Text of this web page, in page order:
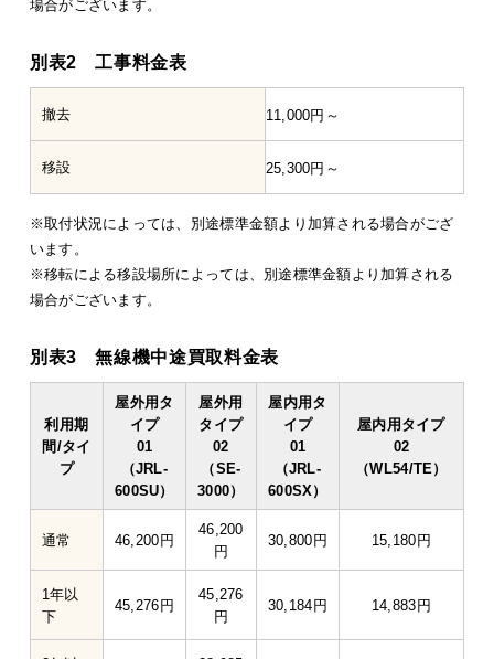
場合がございます。
別表2 工事料金表
撤去 11,000円～
移設 25,300円～
※取付状況によっては、別途標準金額より加算される場合がござ
います。
※移転による移設場所によっては、別途標準金額より加算される
場合がございます。
別表3 無線機中途買取料金表
利用期
間/タイ
プ
屋外用タ
イプ
01
（JRL-
600SU）
屋外用
タイプ
02
（SE-
3000）
屋内用タ
イプ
01
（JRL-
600SX）
屋内用タイプ
02
（WL54/TE）
通常 46,200円
46,200
円
30,800円 15,180円
1年以
下
45,276円
45,276
円
30,184円 14,883円